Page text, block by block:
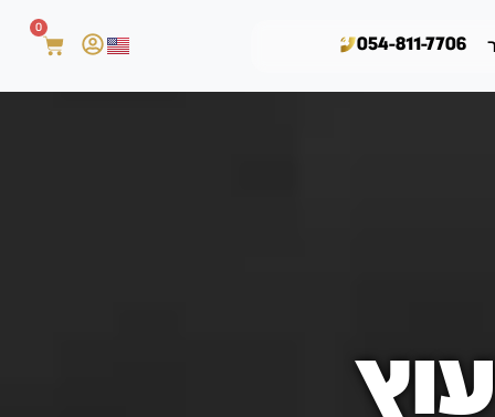
054-811-7706
0